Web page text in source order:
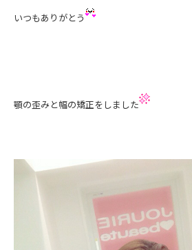
いつもありがとう
顎の歪みと幅の矯正をしました